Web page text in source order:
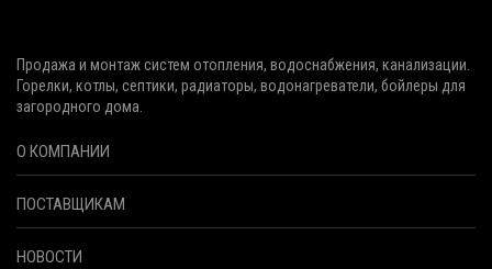
Продажа и монтаж систем отопления, водоснабжения, канализации.
Горелки, котлы, септики, радиаторы, водонагреватели, бойлеры для
загородного дома.
О КОМПАНИИ
ПОСТАВЩИКАМ
НОВОСТИ